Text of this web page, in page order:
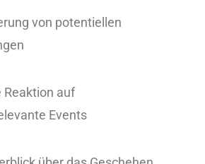
von potentiellen
Reaktion auf
Events